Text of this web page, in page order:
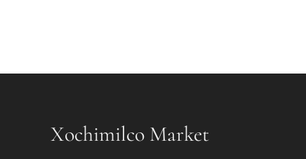
Xochimilco Market